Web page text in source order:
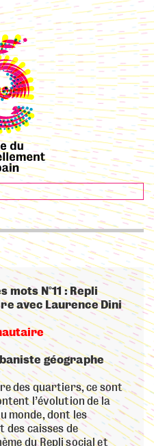
mots N°11 : Repli
avec Laurence Dini
géographe
des quartiers, ce sont
l’évolution de la
monde, dont les
caisses de
du Repli social et